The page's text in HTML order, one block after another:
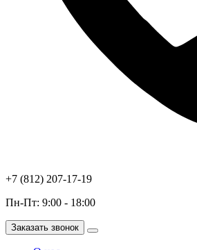
+7 (812) 207-17-19
Пн-Пт: 9:00 - 18:00
Заказать звонок